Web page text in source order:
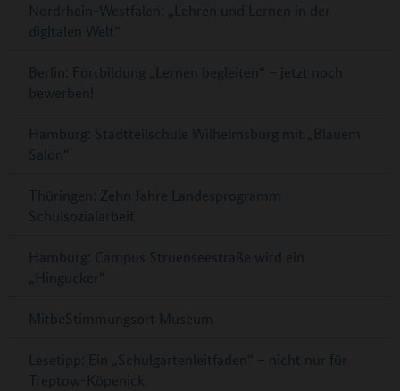
Nordrhein-Westfalen: „Lehren und Lernen in der
digitalen Welt“
Berlin: Fortbildung „Lernen begleiten“ – jetzt noch
bewerben!
Hamburg: Stadtteilschule Wilhelmsburg mit „Blauem
Salon“
Thüringen: Zehn Jahre Landesprogramm
Schulsozialarbeit
Hamburg: Campus Struenseestraße wird ein
„Hingucker“
MitbeStimmungsort Museum
Lesetipp: Ein „Schulgartenleitfaden“ – nicht nur für
Treptow-Köpenick